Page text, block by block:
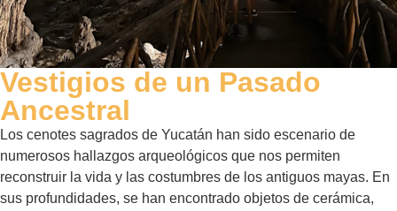
Vestigios de un Pasado
Ancestral
Los cenotes sagrados de Yucatán han sido escenario de
numerosos hallazgos arqueológicos que nos permiten
reconstruir la vida y las costumbres de los antiguos mayas. En
sus profundidades, se han encontrado objetos de cerámica,